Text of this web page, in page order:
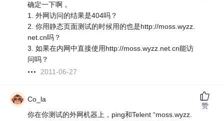
确定一下啊，
1. 外网访问的结果是404吗？
2. 你用静态页面测试的时候用的也是http://moss.wyzz.
net.cn吗？
3. 如果在内网中直接使用http://moss.wyzz.net.cn能访
问吗？
2011-06-27
Co_la
你在你测试的外网机器上，ping和Telent “moss.wyzz.
赞